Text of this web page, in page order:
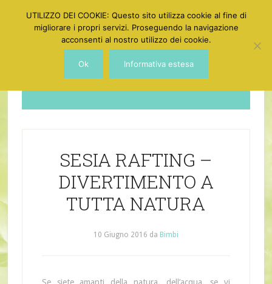
Dotgirl
SESIA RAFTING –
DIVERTIMENTO A
TUTTA NATURA
10 Giugno 2016 da Bimbi
UTILIZZO DEI COOKIE: Questo sito utilizza cookie al fine di
migliorare i propri servizi. Proseguendo la navigazione
acconsenti al nostro utilizzo dei cookie.
Ok Informativa estesa